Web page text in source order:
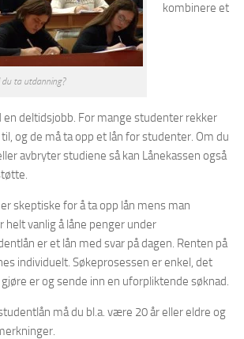
du ta utdanning?
kombinere et
deltidsjobb. For mange studenter rekker
og de må ta opp et lån for studenter. Om du
avbryter studiene så kan Lånekassen også
skeptiske for å ta opp lån mens man
helt vanlig å låne penger under
er et lån med svar på dagen. Renten på
individuelt. Søkeprosessen er enkel, det
er og sende inn en uforpliktende søknad.
må du bl.a. være 20 år eller eldre og